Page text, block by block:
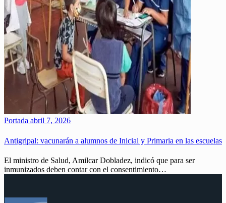
Portada abril 7, 2026
Antigripal: vacunarán a alumnos de Inicial y Primaria en las escuelas
El ministro de Salud, Amilcar Dobladez, indicó que para ser
inmunizados deben contar con el consentimiento…